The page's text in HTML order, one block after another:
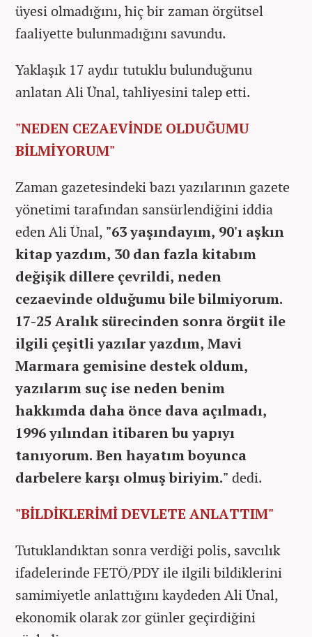
üyesi olmadığını, hiç bir zaman örgütsel
faaliyette bulunmadığını savundu.
Yaklaşık 17 aydır tutuklu bulunduğunu
anlatan Ali Ünal, tahliyesini talep etti.
"NEDEN CEZAEVİNDE OLDUĞUMU
BİLMİYORUM"
Zaman gazetesindeki bazı yazılarının gazete
yönetimi tarafından sansürlendiğini iddia
eden Ali Ünal, "63 yaşındayım, 90'ı aşkın
kitap yazdım, 30 dan fazla kitabım
değişik dillere çevrildi, neden
cezaevinde olduğumu bile bilmiyorum.
17-25 Aralık sürecinden sonra örgüt ile
ilgili çeşitli yazılar yazdım, Mavi
Marmara gemisine destek oldum,
yazılarım suç ise neden benim
hakkımda daha önce dava açılmadı,
1996 yılından itibaren bu yapıyı
tanıyorum. Ben hayatım boyunca
darbelere karşı olmuş biriyim." dedi.
"BİLDİKLERİMİ DEVLETE ANLATTIM"
Tutuklandıktan sonra verdiği polis, savcılık
ifadelerinde FETÖ/PDY ile ilgili bildiklerini
samimiyetle anlattığını kaydeden Ali Ünal,
ekonomik olarak zor günler geçirdiğini